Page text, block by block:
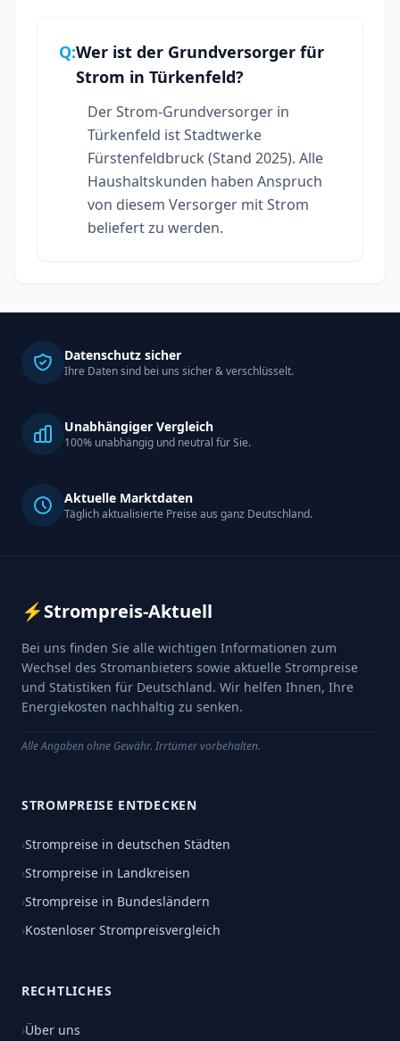
Q:Wer ist der Grundversorger für
Strom in Türkenfeld?
Der Strom-Grundversorger in
Türkenfeld ist Stadtwerke
Fürstenfeldbruck (Stand 2025). Alle
Haushaltskunden haben Anspruch
von diesem Versorger mit Strom
beliefert zu werden.
Datenschutz sicher
Ihre Daten sind bei uns sicher & verschlüsselt.
Unabhängiger Vergleich
100% unabhängig und neutral für Sie.
Aktuelle Marktdaten
Täglich aktualisierte Preise aus ganz Deutschland.
⚡Strompreis-Aktuell
Bei uns finden Sie alle wichtigen Informationen zum
Wechsel des Stromanbieters sowie aktuelle Strompreise
und Statistiken für Deutschland. Wir helfen Ihnen, Ihre
Energiekosten nachhaltig zu senken.
Alle Angaben ohne Gewähr. Irrtümer vorbehalten.
STROMPREISE ENTDECKEN
›Strompreise in deutschen Städten
›Strompreise in Landkreisen
›Strompreise in Bundesländern
›Kostenloser Strompreisvergleich
RECHTLICHES
›Über uns